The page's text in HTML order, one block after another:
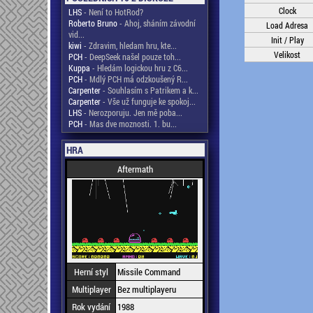
LHS- Není to HotRod?
Roberto Bruno- Ahoj, sháním závodní
vid...
kiwi - Zdravim, hledam hru, kte...
PCH- DeepSeek našel pouze toh...
Kuppa - Hledám logickou hru z C6...
PCH- Mdlý PCH má odzkoušený R...
Carpenter- Souhlasím s Patrikem a k...
Carpenter- Vše už funguje ke spokoj...
LHS- Nerozporuju. Jen mě poba...
PCH- Mas dve moznosti. 1. bu...
HRA
Aftermath
Herní styl
Missile Command
Multiplayer Bez multiplayeru
Rok vydání
1988
Clock
Load Adresa
Init / Play
Velikost